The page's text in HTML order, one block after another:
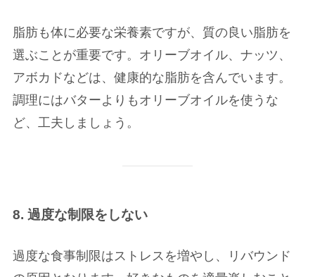
脂肪も体に必要な栄養素ですが、質の良い脂肪を
選ぶことが重要です。オリーブオイル、ナッツ、
アボカドなどは、健康的な脂肪を含んでいます。
調理にはバターよりもオリーブオイルを使うな
ど、工夫しましょう。
8. 過度な制限をしない
過度な食事制限はストレスを増やし、リバウンド